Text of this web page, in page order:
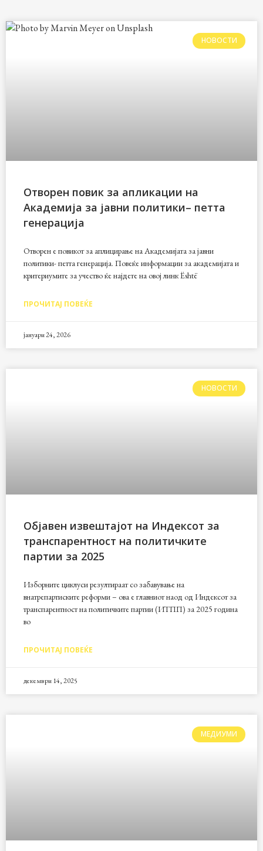
НОВОСТИ
Отворен повик за апликации на
Академија за јавни политики– петта
генерација
Отворен е повикот за аплицирање на Академијата за јавни
политики- петта генерација. Повеќе информации за академијата и
критериумите за учество ќе најдете на овој линк Është
ПРОЧИТАЈ ПОВЕЌЕ
јануари 24, 2026
НОВОСТИ
Објавен извештајот на Индексот за
транспарентност на политичките
партии за 2025
Изборните циклуси резултираат со забавување на
внатрепартиските реформи – ова е главниот наод од Индексот за
транспарентност на политичките партии (ИТПП) за 2025 година
во
ПРОЧИТАЈ ПОВЕЌЕ
декември 14, 2025
МЕДИУМИ